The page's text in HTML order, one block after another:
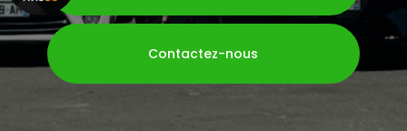
Contactez-nous
Voir le certificat